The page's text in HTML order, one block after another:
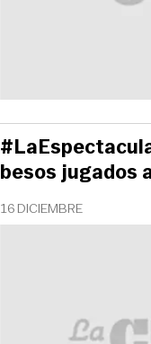
16 DICIEMBRE
besos jugados